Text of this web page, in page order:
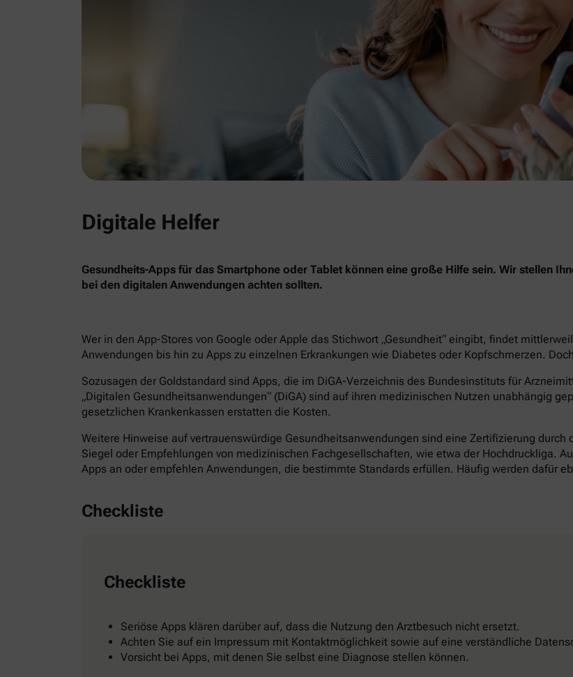
Digitale Helfer
Gesundheits-Apps für das Smartphone oder Tablet können eine große Hilfe sein. Wir stellen
bei den digitalen Anwendungen achten sollten.
Wer in den App-Stores von Google oder Apple das Stichwort „Gesundheit“ eingibt, findet
Anwendungen bis hin zu Apps zu einzelnen Erkrankungen wie Diabetes oder Kopfschmerzen.
Sozusagen der Goldstandard sind Apps, die im DiGA-Verzeichnis des Bundesinstituts für
„Digitalen Gesundheitsanwendungen“ (DiGA) sind auf ihren medizinischen Nutzen unabhängig
gesetzlichen Krankenkassen erstatten die Kosten.
Weitere Hinweise auf vertrauenswürdige Gesundheitsanwendungen sind eine Zertifizierung durch
Siegel oder Empfehlungen von medizinischen Fachgesellschaften, wie etwa der Hochdruckliga.
Apps an oder empfehlen Anwendungen, die bestimmte Standards erfüllen. Häufig werden dafür
Checkliste
Checkliste
Seriöse Apps klären darüber auf, dass die Nutzung den Arztbesuch nicht ersetzt.
Achten Sie auf ein Impressum mit Kontaktmöglichkeit sowie auf eine verständliche
Vorsicht bei Apps, mit denen Sie selbst eine Diagnose stellen können.